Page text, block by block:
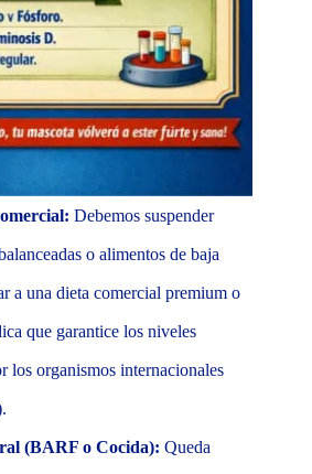
Debemos suspender
o alimentos de baja
a una dieta comercial premium o
que garantice los niveles
los organismos internacionales
(BARF o Cocida): Queda